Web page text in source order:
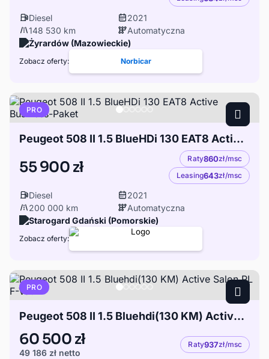
Diesel
2021
148 530 km
Automatyczna
Żyrardów (Mazowieckie)
Zobacz oferty: Norbicar
PRO
Peugeot 508 II 1.5 BlueHDi 130 EAT8 Active Business-Paket
55 900 zł Raty860zł/msc
Leasing643zł/msc
Diesel
2021
200 000 km
Automatyczna
Starogard Gdański (Pomorskie)
Zobacz oferty:
PRO
Peugeot 508 II 1.5 Bluehdi(130 KM) Active Salon PL F-Vat
60 500 zł
49 186 zł netto
Raty937zł/msc